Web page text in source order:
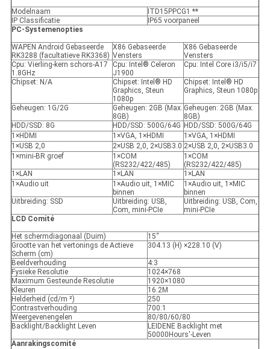
Modelnaam
ITD15PPCG1 **
IP Classificatie
IP65 voorpaneel
PC-Systemenopties
WAPEN Android Gebaseerde
RK3288 (facultatieve RK3368)
X86 Gebaseerde
Vensters
X86 Gebaseerde
Vensters
Cpu: Vierling-kern schors-A17
1.8GHz
Cpu: Intel® Celeron
J1900
Cpu: Intel Core i3/i5/i7
Chipset: N/A
Chipset: Intel® HD
Graphics, Steun
1080p
Chipset: Intel® HD
Graphics, Steun 1080p
Geheugen: 1G/2G
Geheugen: 2GB (Max.
8GB)
Geheugen: 2GB (Max.
8GB)
HDD/SSD: 8G
HDD/SSD: 500G/64G HDD/SSD: 500G/64G
1×HDMI
1×VGA, 1×HDMI
1×VGA, 1×HDMI
1×USB 2,0
2×USB 2,0, 2×USB3.0 2×USB 2,0, 2×USB3.0
1×mini-BR groef
1×COM
(RS232/422/485)
1×COM
(RS232/422/485)
1×LAN
1×LAN
1×LAN
1×Audio uit
1×Audio uit, 1×MIC
binnen
1×Audio uit, 1×MIC
binnen
Uitbreiding: SSD
Uitbreiding: USB,
Com, mini-PCIe
Uitbreiding: USB, Com,
mini-PCIe
LCD Comité
Het schermdiagonaal (Duim)
15“
Grootte van het vertonings de Actieve
Scherm (cm)
304.13 (H) ×228.10 (V)
Beeldverhouding
4:3
Fysieke Resolutie
1024×768
Maximum Gesteunde Resolutie
1920×1080
Kleuren
16.2M
Helderheid (cd/m ²)
250
Contrastverhouding
700:1
Weergevenengelen
80/80/60/80
Backlight/Backlight Leven
LEIDENE Backlight met
50000Hours'-Leven
Aanrakingscomité